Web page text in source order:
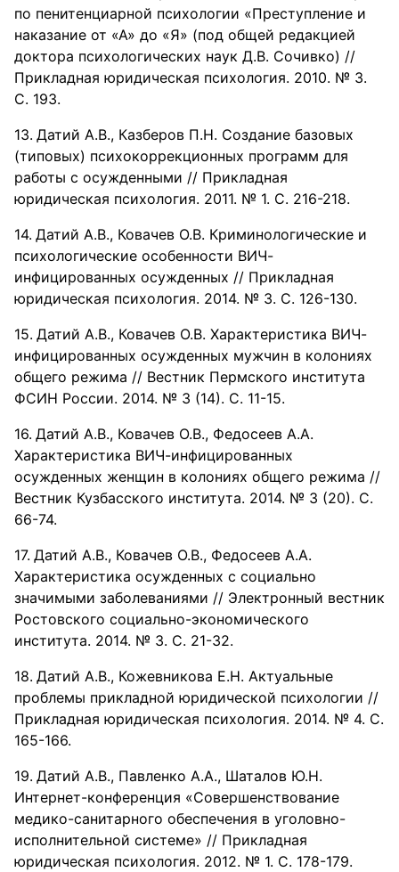
по пенитенциарной психологии «Преступление и
наказание от «А» до «Я» (под общей редакцией
доктора психологических наук Д.В. Сочивко) //
Прикладная юридическая психология. 2010. № 3.
С. 193.
Датий А.В., Казберов П.Н. Создание базовых
(типовых) психокоррекционных программ для
работы с осужденными // Прикладная
юридическая психология. 2011. № 1. С. 216-218.
Датий А.В., Ковачев О.В. Криминологические и
психологические особенности ВИЧ-
инфицированных осужденных // Прикладная
юридическая психология. 2014. № 3. С. 126-130.
Датий А.В., Ковачев О.В. Характеристика ВИЧ-
инфицированных осужденных мужчин в колониях
общего режима // Вестник Пермского института
ФСИН России. 2014. № 3 (14). С. 11-15.
Датий А.В., Ковачев О.В., Федосеев А.А.
Характеристика ВИЧ-инфицированных
осужденных женщин в колониях общего режима //
Вестник Кузбасского института. 2014. № 3 (20). С.
66-74.
Датий А.В., Ковачев О.В., Федосеев А.А.
Характеристика осужденных с социально
значимыми заболеваниями // Электронный вестник
Ростовского социально-экономического
института. 2014. № 3. С. 21-32.
Датий А.В., Кожевникова Е.Н. Актуальные
проблемы прикладной юридической психологии //
Прикладная юридическая психология. 2014. № 4. С.
165-166.
Датий А.В., Павленко А.А., Шаталов Ю.Н.
Интернет-конференция «Совершенствование
медико-санитарного обеспечения в уголовно-
исполнительной системе» // Прикладная
юридическая психология. 2012. № 1. С. 178-179.